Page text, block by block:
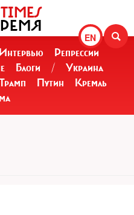
EN
Интервью
Репрессии
Блоги /
Украина
Трамп Путин
Кремль